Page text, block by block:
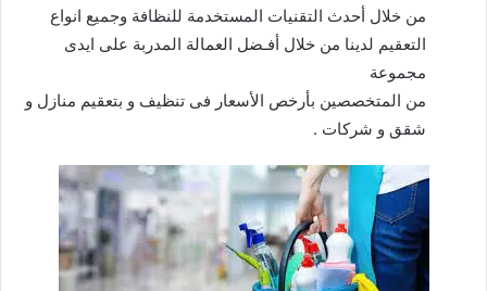
من خلال أحدث التقنيات المستخدمة للنظافة وجميع انواع
التعقيم لدينا من خلال أفـضل العمالة المدربة على ايدى
مجموعة
من المتخصصين بأرخص الأسعار فى تنظيف و بتعقيم منازل و
شقق و شركات .